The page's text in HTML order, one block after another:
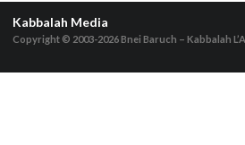
Kabbalah Media
Copyright © 2003-2026Bnei Baruch – Kabbalah